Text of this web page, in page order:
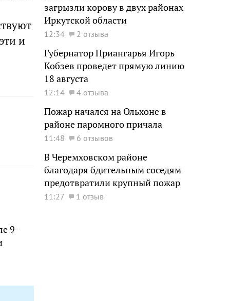
и
9-
загрызли корову в двух районах
Иркутской области
12:34 2 отзыва
Губернатор Приангарья Игорь
Кобзев проведет прямую линию
18 августа
12:14 4 отзыва
Пожар начался на Ольхоне в
районе паромного причала
11:48 6 отзывов
В Черемховском районе
благодаря бдительным соседям
предотвратили крупный пожар
11:27 1 отзыв